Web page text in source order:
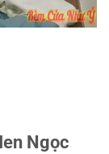
Ngọc